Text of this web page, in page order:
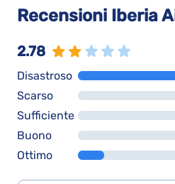
Recensioni Iberia
2.78
Disastroso
Scarso
Sufficiente
Buono
Ottimo